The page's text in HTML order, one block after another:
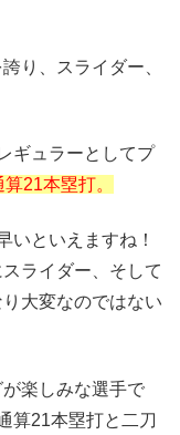
誇り、スライダー、
ギュラーとしてプ
21本塁打。
いといえますね！
ライダー、そして
大変なのではない
楽しみな選手で
算21本塁打と二刀